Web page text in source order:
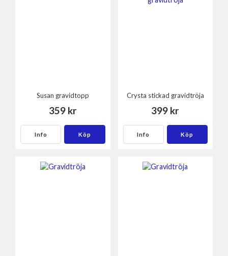
Susan gravidtopp
359 kr
Info Köp
Crysta stickad gravidtröja
399 kr
Info Köp